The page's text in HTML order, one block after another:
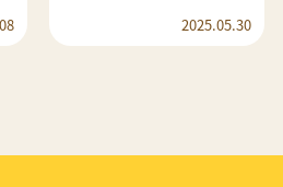
2025.05.30